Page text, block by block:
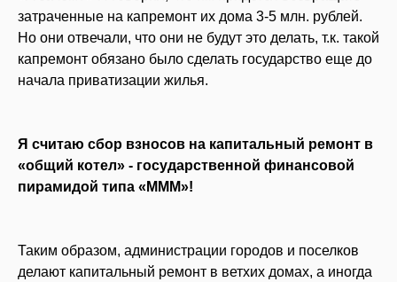
затраченные на капремонт их дома 3-5 млн. рублей.
Но они отвечали, что они не будут это делать, т.к. такой
капремонт обязано было сделать государство еще до
начала приватизации жилья.
Я считаю сбор взносов на капитальный ремонт в
«общий котел» - государственной финансовой
пирамидой типа «МММ»!
Таким образом, администрации городов и поселков
делают капитальный ремонт в ветхих домах, а иногда